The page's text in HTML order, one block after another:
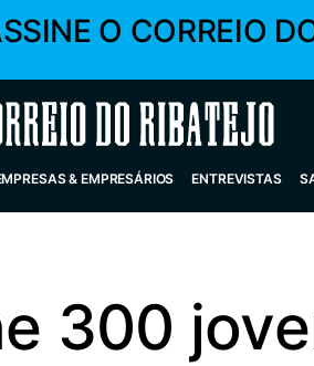
O CORREIO
do Ribatejo
& EMPRESÁRIOS ENTREVISTAS
300